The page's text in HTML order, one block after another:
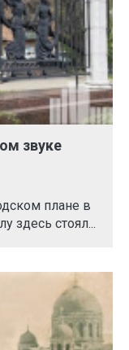
звуке
плане в
здесь стоял...